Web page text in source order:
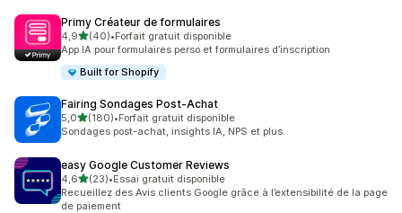
Primy Créateur de formulaires
4,9étoile(s) sur 5
(40)
40 avis au total
•Forfait gratuit disponible
App IA pour formulaires perso et formulaires d’inscription
Built for Shopify
Fairing Sondages Post‑Achat
5,0étoile(s) sur 5
(180)
180 avis au total
•Forfait gratuit disponible
Sondages post-achat, insights IA, NPS et plus.
easy Google Customer Reviews
4,6étoile(s) sur 5
(23)
23 avis au total
•Essai gratuit disponible
Recueillez des Avis clients Google grâce à l’extensibilité de la page
de paiement